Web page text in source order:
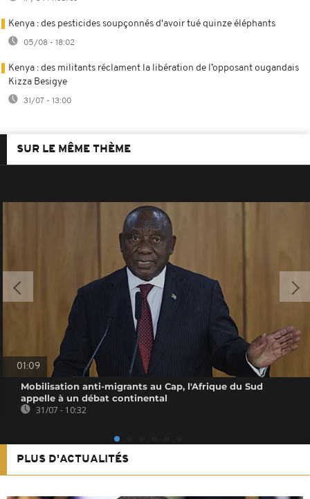
Kenya : des pesticides soupçonnés d'avoir tué quinze éléphants
05/08 - 18:02
Kenya : des militants réclament la libération de l’opposant ougandais
Kizza Besigye
31/07 - 13:00
SUR LE MÊME THÈME
01:09
Mobilisation anti-migrants au Cap, l'Afrique du Sud
appelle à un débat continental
31/07 - 10:32
PLUS D'ACTUALITÉS